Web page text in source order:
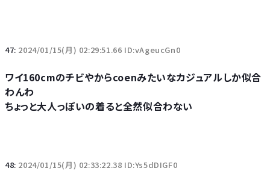
47: 2024/01/15(月) 02:29:51.66 ID:vAgeucGn0
ワイ160cmのチビやからcoenみたいなカジュアルしか似合
わんわ
ちょっと大人っぽいの着ると全然似合わない
48: 2024/01/15(月) 02:33:22.38 ID:Ys5dDIGF0